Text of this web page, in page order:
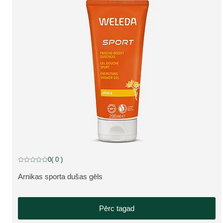
SKATĪT PRODUKTU:
Arnikas sporta dušas gēls
Pašreizējais vērtējums: 0 no 5 zvaigznēm novērtēja 0 klienti
0( 0 )
Pērc tagad